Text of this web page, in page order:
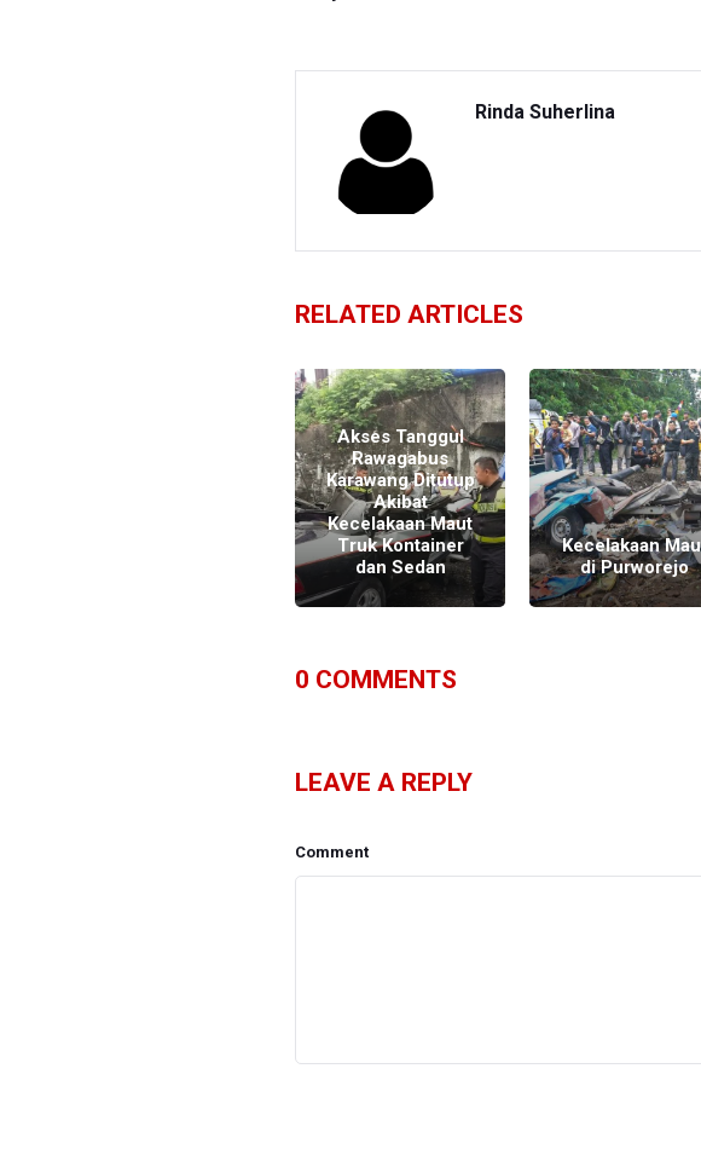
Rinda Suherlina
RELATED ARTICLES
Akses Tanggul
Rawagabus
Karawang Ditutup
Akibat
Kecelakaan Maut
Truk Kontainer
dan Sedan
Kecelakaan
di Purworejo
0 COMMENTS
LEAVE A REPLY
Comment